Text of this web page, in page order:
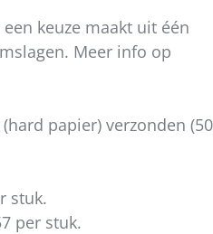
keuze maakt uit één
Meer info op
papier) verzonden (50
stuk.
per stuk.